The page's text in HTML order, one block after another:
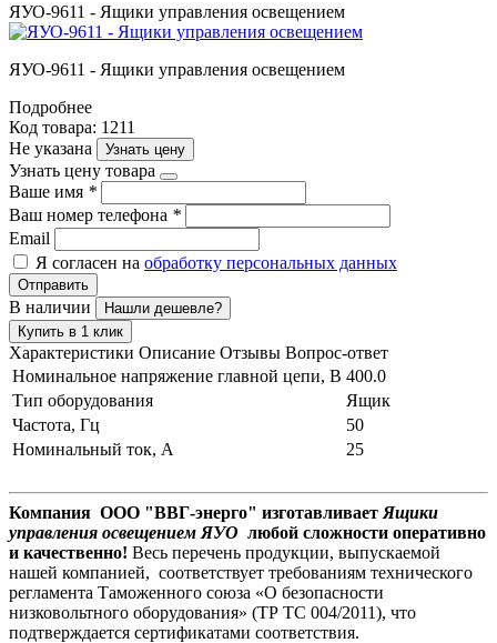
ЯУО-9611 - Ящики управления освещением
ЯУО-9611 - Ящики управления освещением
Подробнее
Код товара: 1211
Не указана
Узнать цену
Узнать цену товара
Ваше имя *
Ваш номер телефона *
Email
Я согласен на обработку персональных данных
Отправить
В наличии
Нашли дешевле?
Купить в 1 клик
Характеристики Описание Отзывы Вопрос-ответ
Номинальное напряжение главной цепи, В 400.0
Тип оборудования
Ящик
Частота, Гц
50
Номинальный ток, А
25
Компания ООО "ВВГ-энерго" изготавливает Ящики
управления освещением ЯУО любой сложности оперативно
и качественно! Весь перечень продукции, выпускаемой
нашей компанией, соответствует требованиям технического
регламента Таможенного союза «О безопасности
низковольтного оборудования» (ТР ТС 004/2011), что
подтверждается сертификатами соответствия.